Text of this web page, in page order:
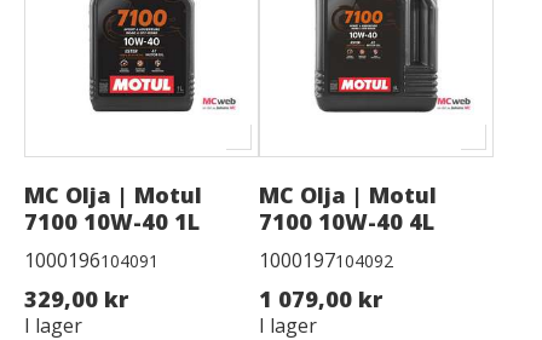
MC Olja | Motul
7100 10W-40 1L
1000196104091
329,00 kr
I lager
MC Olja | Motul
7100 10W-40 4L
1000197104092
1 079,00 kr
I lager